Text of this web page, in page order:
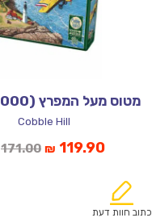
מטוס מעל המפרץ (1000 חלקים)
Cobble Hill
171.00המחיר
₪171.00.
₪ 119.90המחיר
הוא:
כתוב חוות דעת